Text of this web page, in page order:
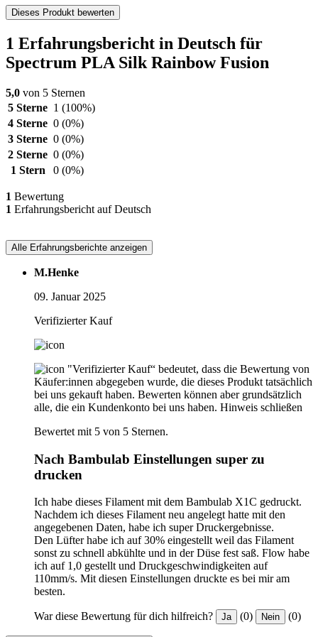
Dieses Produkt bewerten
1 Erfahrungsbericht in Deutsch für
Spectrum PLA Silk Rainbow Fusion
5,0 von 5 Sternen
5 Sterne 1 (100%)
4 Sterne 0 (0%)
3 Sterne 0 (0%)
2 Sterne 0 (0%)
1 Stern
0 (0%)
1 Bewertung
1 Erfahrungsbericht auf Deutsch
Alle Erfahrungsberichte anzeigen
M.Henke
09. Januar 2025
Verifizierter Kauf
"Verifizierter Kauf“ bedeutet, dass die Bewertung von
Käufer:innen abgegeben wurde, die dieses Produkt tatsächlich
bei uns gekauft haben. Bewerten können aber grundsätzlich
alle, die ein Kundenkonto bei uns haben. Hinweis schließen
Bewertet mit 5 von 5 Sternen.
Nach Bambulab Einstellungen super zu
drucken
Ich habe dieses Filament mit dem Bambulab X1C gedruckt.
Nachdem ich dieses Filament neu angelegt hatte mit den
angegebenen Daten, habe ich super Druckergebnisse.
Den Lüfter habe ich auf 30% eingestellt weil das Filament
sonst zu schnell abkühlte und in der Düse fest saß. Flow habe
ich auf 1,0 gestellt und Druckgeschwindigkeiten auf
110mm/s. Mit diesen Einstellungen druckte es bei mir am
besten.
War diese Bewertung für dich hilfreich? Ja (0) Nein (0)